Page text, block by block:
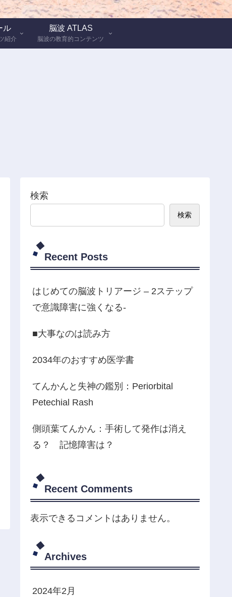
ル
紹介
脳波 ATLAS
脳波の教育的コンテンツ
検索
検索
Recent Posts
はじめての脳波トリアージ – 2ステップ
で意識障害に強くなる-
■大事なのは読み方
2034年のおすすめ医学書
てんかんと失神の鑑別：Periorbital
Petechial Rash
側頭葉てんかん：手術して発作は消え
る？ 記憶障害は？
Recent Comments
表示できるコメントはありません。
Archives
2024年2月